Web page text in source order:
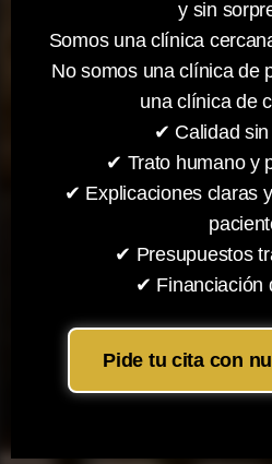
y sin
Somos una clínica
No somos una clínica de
una clínica de
✔ Calidad
✔ Trato humano y
✔ Explicaciones claras
✔ Presupuestos
✔ Financiación
Pide tu cita con